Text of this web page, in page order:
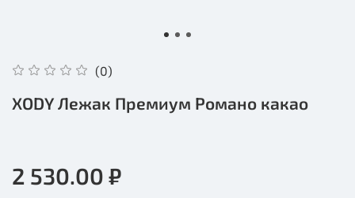
(0)
XODY Лежак Премиум Романо какао
2 530.00 ₽